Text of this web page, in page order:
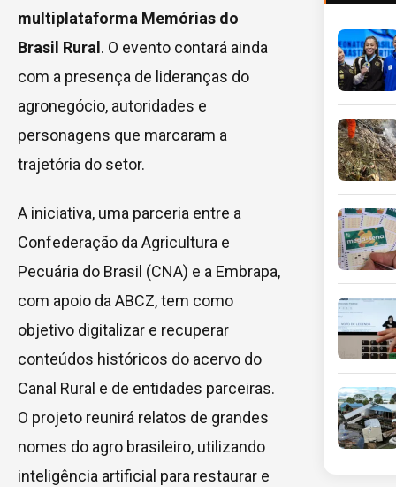
multiplataforma Memórias do
Brasil Rural . O evento contará ainda
com a presença de lideranças do
agronegócio, autoridades e
personagens que marcaram a
trajetória do setor.
A iniciativa, uma parceria entre a
Confederação da Agricultura e
Pecuária do Brasil (CNA) e a Embrapa,
com apoio da ABCZ, tem como
objetivo digitalizar e recuperar
conteúdos históricos do acervo do
Canal Rural e de entidades parceiras.
O projeto reunirá relatos de grandes
nomes do agro brasileiro, utilizando
inteligência artificial para restaurar e